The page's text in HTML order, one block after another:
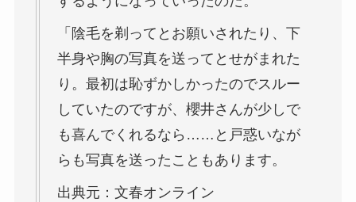
「陰毛を剃ってとお願いされたり、下
半身や胸の写真を送ってとせがまれた
り。最初は恥ずかしかったのでスルー
していたのですが、櫻井さんが少しで
も喜んでくれるなら……と戸惑いなが
らも写真を送ったこともあります。
出典元：文春オンライン